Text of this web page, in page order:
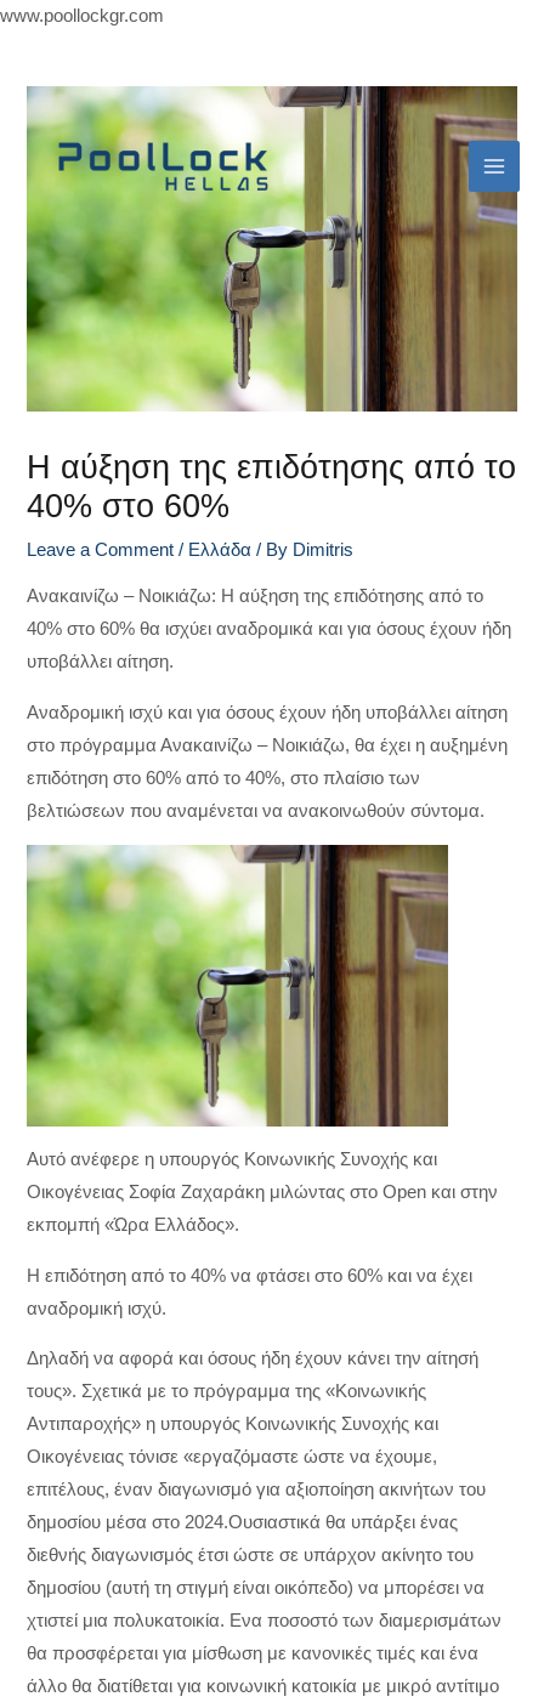
www.poollockgr.com
Η αύξηση της επιδότησης από το
40% στο 60%
Leave a Comment / Ελλάδα / By Dimitris
Ανακαινίζω – Νοικιάζω: Η αύξηση της επιδότησης από το
40% στο 60% θα ισχύει αναδρομικά και για όσους έχουν ήδη
υποβάλλει αίτηση.
Αναδρομική ισχύ και για όσους έχουν ήδη υποβάλλει αίτηση
στο πρόγραμμα Ανακαινίζω – Νοικιάζω, θα έχει η αυξημένη
επιδότηση στο 60% από το 40%, στο πλαίσιο των
βελτιώσεων που αναμένεται να ανακοινωθούν σύντομα.
Αυτό ανέφερε η υπουργός Κοινωνικής Συνοχής και
Οικογένειας Σοφία Ζαχαράκη μιλώντας στο Open και στην
εκπομπή «Ώρα Ελλάδος».
H επιδότηση από το 40% να φτάσει στο 60% και να έχει
αναδρομική ισχύ.
Δηλαδή να αφορά και όσους ήδη έχουν κάνει την αίτησή
τους». Σχετικά με το πρόγραμμα της «Κοινωνικής
Αντιπαροχής» η υπουργός Κοινωνικής Συνοχής και
Οικογένειας τόνισε «εργαζόμαστε ώστε να έχουμε,
επιτέλους, έναν διαγωνισμό για αξιοποίηση ακινήτων του
δημοσίου μέσα στο 2024.Ουσιαστικά θα υπάρξει ένας
διεθνής διαγωνισμός έτσι ώστε σε υπάρχον ακίνητο του
δημοσίου (αυτή τη στιγμή είναι οικόπεδο) να μπορέσει να
χτιστεί μια πολυκατοικία. Eνα ποσοστό των διαμερισμάτων
θα προσφέρεται για μίσθωση με κανονικές τιμές και ένα
άλλο θα διατίθεται για κοινωνική κατοικία με μικρό αντίτιμο